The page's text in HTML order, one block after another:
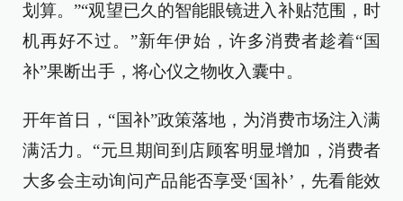
划算。”“观望已久的智能眼镜进入补贴范围，时
机再好不过。”新年伊始，许多消费者趁着“国
补”果断出手，将心仪之物收入囊中。
开年首日，“国补”政策落地，为消费市场注入满
满活力。“元旦期间到店顾客明显增加，消费者
大多会主动询问产品能否享受‘国补’，先看能效